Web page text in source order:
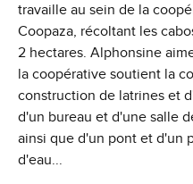
travaille au sein de la
Coopaza, récoltant les
2 hectares. Alphonsine
la coopérative soutient la
construction de latrines et
d'un bureau et d'une salle
ainsi que d'un pont et d'un
d'eau...